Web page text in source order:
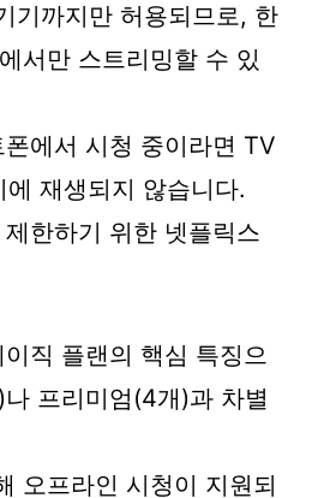
기까지만 허용되므로, 한
서만 스트리밍할 수 있
에서 시청 중이라면 TV
재생되지 않습니다.
한하기 위한 넷플릭스
직 플랜의 핵심 특징으
프리미엄(4개)과 차별
오프라인 시청이 지원되